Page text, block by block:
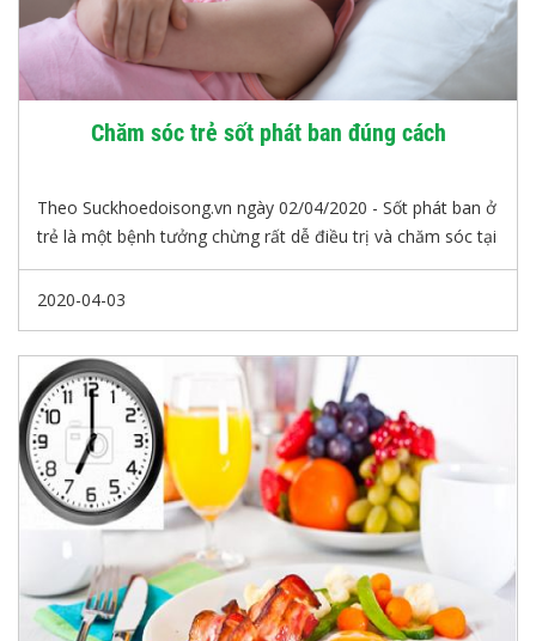
Chăm sóc trẻ sốt phát ban đúng cách
Theo Suckhoedoisong.vn ngày 02/04/2020 - Sốt phát ban ở
trẻ là một bệnh tưởng chừng rất dễ điều trị và chăm sóc tại
nhà. Tuy nhiên, nếu chăm sóc tại nhà không đúng cách có
thể gây nguy hiểm cho trẻ. Trong mùa dịch bệnh diễn biến
bệnh viện, khi nào có thể yên tâm theo dõi bé tại nhà?
2020-04-03